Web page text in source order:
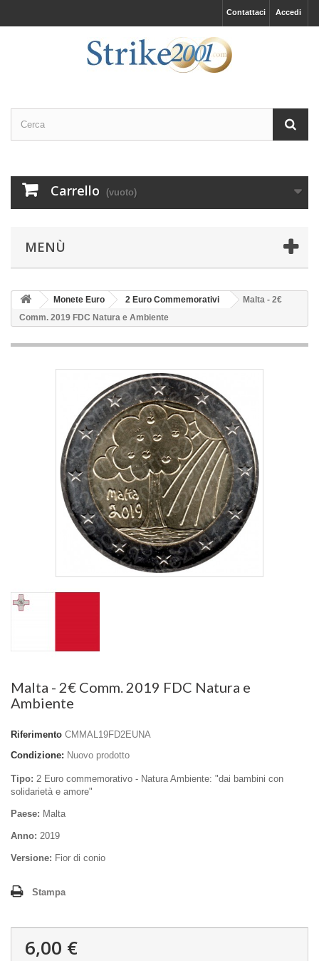
Accedi
Contattaci
Carrello (vuoto)
MENÙ
Monete Euro 2 Euro Commemorativi
Malta - 2€
Comm. 2019 FDC Natura e Ambiente
Malta - 2€ Comm. 2019 FDC Natura e
Ambiente
Riferimento CMMAL19FD2EUNA
Condizione: Nuovo prodotto
Tipo: 2 Euro commemorativo - Natura Ambiente: "dai bambini con
solidarietà e amore"
Paese: Malta
Anno: 2019
Versione: Fior di conio
Stampa
6,00 €